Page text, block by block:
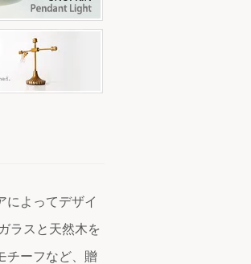
によってデザイ
ラスと天然木を
チーフなど、贈